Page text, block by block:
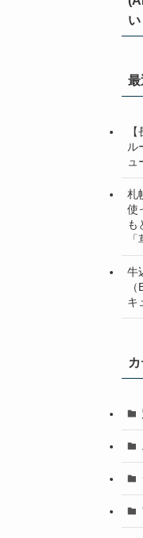
い
最
ル
ュ
札
使
も
牛
キ